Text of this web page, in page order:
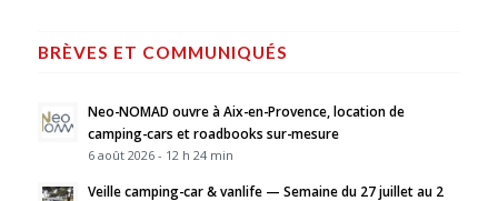
BRÈVES ET COMMUNIQUÉS
Neo-NOMAD ouvre à Aix-en-Provence, location de
camping-cars et roadbooks sur-mesure
6 août 2026 - 12 h 24 min
Veille camping-car & vanlife — Semaine du 27 juillet au 2